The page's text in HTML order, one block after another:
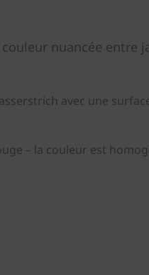
nuancée entre
avec une
– la couleur est